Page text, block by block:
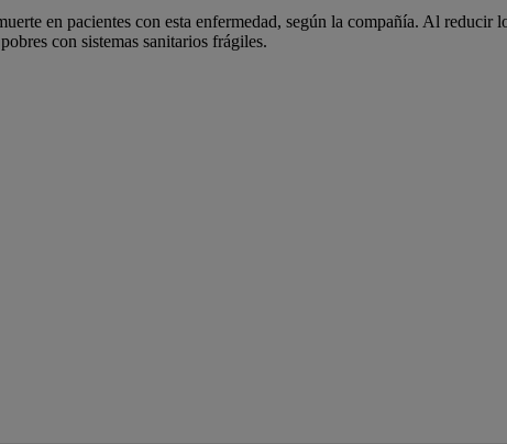
en pacientes con esta enfermedad, según la compañía. Al reducir
con sistemas sanitarios frágiles.
WHEN NEW COMMENTS ARE POSTED